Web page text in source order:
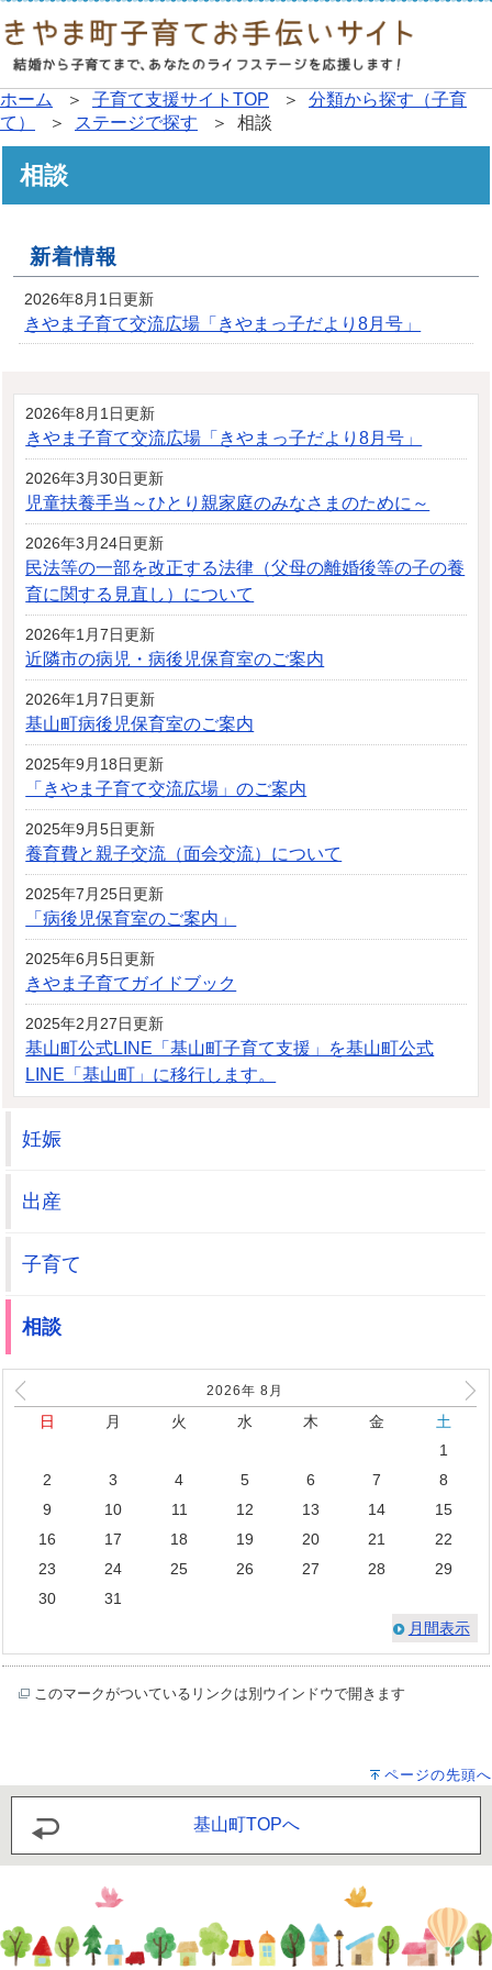
ホーム ＞ 子育て支援サイトTOP ＞ 分類から探す（子育
て）
＞ ステージで探す ＞ 相談
相談
新着情報
2026年8月1日更新
きやま子育て交流広場「きやまっ子だより8月号」
2026年8月1日更新
きやま子育て交流広場「きやまっ子だより8月号」
2026年3月30日更新
児童扶養手当～ひとり親家庭のみなさまのために～
2026年3月24日更新
民法等の一部を改正する法律（父母の離婚後等の子の養
育に関する見直し）について
2026年1月7日更新
近隣市の病児・病後児保育室のご案内
2026年1月7日更新
基山町病後児保育室のご案内
2025年9月18日更新
「きやま子育て交流広場」のご案内
2025年9月5日更新
養育費と親子交流（面会交流）について
2025年7月25日更新
「病後児保育室のご案内」
2025年6月5日更新
きやま子育てガイドブック
2025年2月27日更新
基山町公式LINE「基山町子育て支援」を基山町公式
LINE「基山町」に移行します。
妊娠
出産
子育て
相談
2026年 8 月
日 月 火 水 木 金
土
1
2
3 4 5 6 7
8
9
10 11 12 13 14
15
16
17 18 19 20 21
22
23
24 25 26 27 28
29
30
31
月間表示
このマークがついているリンクは別ウインドウで開きます
ページの先頭へ
基山町TOPへ